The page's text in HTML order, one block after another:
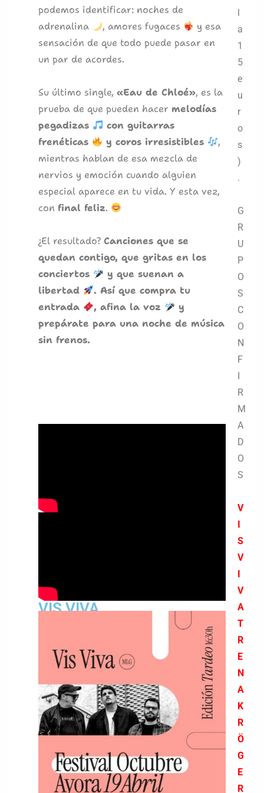
podemos identificar: noches de
adrenalina
, amores fugaces
y esa
sensación de que todo puede pasar en
un par de acordes.
Su último single, «Eau de Chloé», es la
prueba de que pueden hacer melodías
pegadizas
con guitarras
frenéticas
y coros irresistibles
,
mientras hablan de esa mezcla de
nervios y emoción cuando alguien
especial aparece en tu vida. Y esta vez,
con final feliz.
¿El resultado? Canciones que se
quedan contigo, que gritas en los
conciertos
y que suenan a
libertad
. Así que compra tu
entrada
, afina la voz
y
prepárate para una noche de música
sin frenos.
VIS VIVA
a
1
5
e
u
r
o
s
)
.
G
R
U
P
O
S
C
O
N
F
R
M
A
D
O
S
V
S
V
V
A
T
R
E
N
A
K
R
Ö
G
E
R